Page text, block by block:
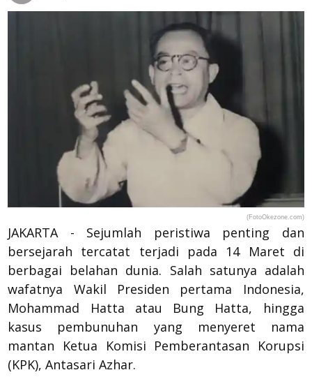
(FotoOkezone.com)
JAKARTA - Sejumlah peristiwa penting dan
bersejarah tercatat terjadi pada 14 Maret di
berbagai belahan dunia. Salah satunya adalah
wafatnya Wakil Presiden pertama Indonesia,
Mohammad Hatta atau Bung Hatta, hingga
kasus pembunuhan yang menyeret nama
mantan Ketua Komisi Pemberantasan Korupsi
(KPK), Antasari Azhar.